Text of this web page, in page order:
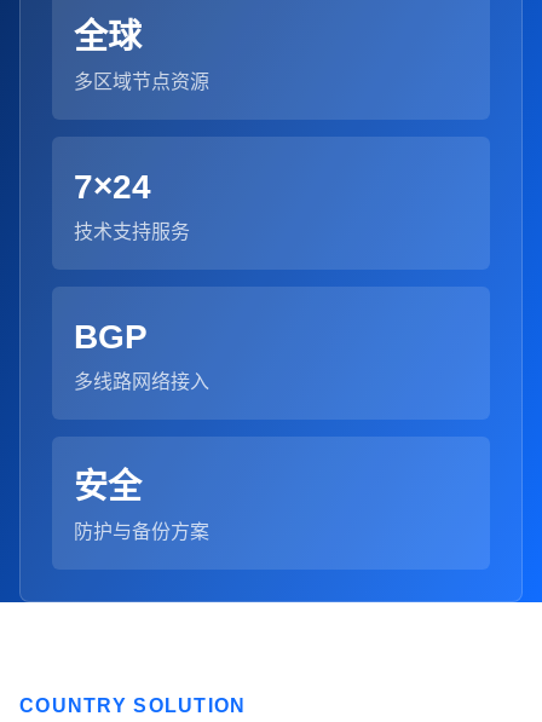
全球
多区域节点资源
7×24
技术支持服务
BGP
多线路网络接入
安全
防护与备份方案
COUNTRY SOLUTION